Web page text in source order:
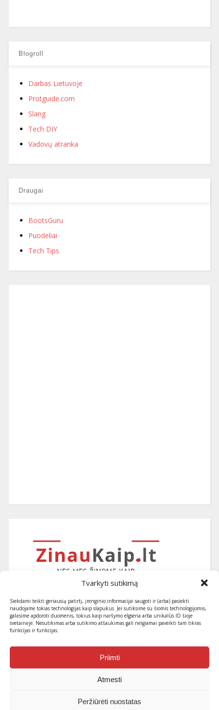
Tvarkyti sutikimą
Siekdami teikti geriausią patirtį, įrenginio informacijai saugoti ir (arba) pasiekti
naudojame tokias technologijas kaip slapukus. Jei sutiksime su šiomis technologijomis,
galėsime apdoroti duomenis, tokius kaip naršymo elgsena arba unikalūs ID šioje
svetainėje. Nesutikimas arba sutikimo atšaukimas gali neigiamai paveikti tam tikras
funkcijas ir funkcijas.
Priimti
Atmesti
Peržiūrėti nuostatas
Blogroll
Darbas Lietuvoje
Protguide.com
Slang
Tech DIY
Vadovų atranka
Draugai
BootsGuru
Puodeliai
Tech Tips
Užsiprenumeruokite naujausius
straipsnius ir patarimus